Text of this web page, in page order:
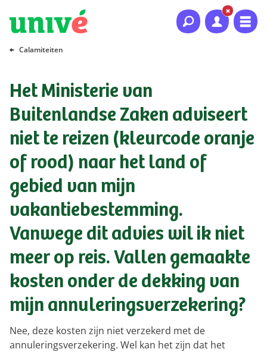
Naar hoofdinhoud
Naar hoofdnavigatie
Naar footer
Calamiteiten
Het Ministerie van
Buitenlandse Zaken adviseert
niet te reizen (kleurcode oranje
of rood) naar het land of
gebied van mijn
vakantiebestemming.
Vanwege dit advies wil ik niet
meer op reis. Vallen gemaakte
kosten onder de dekking van
mijn annuleringsverzekering?
Nee, deze kosten zijn niet verzekerd met de
annuleringsverzekering. Wel kan het zijn dat het